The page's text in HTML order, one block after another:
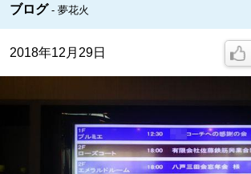
ブログ 夢花火
2018年12月29日